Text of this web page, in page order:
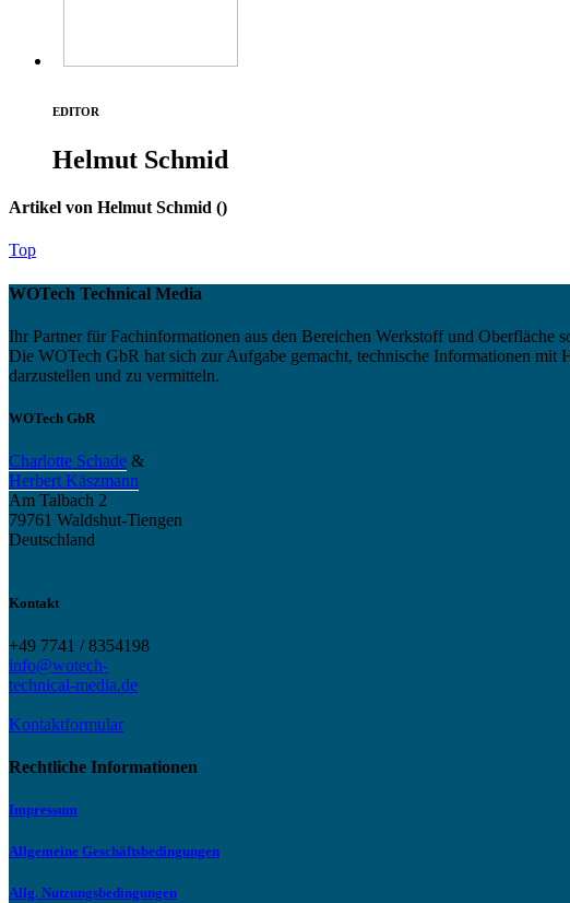
EDITOR
Helmut Schmid
Artikel von Helmut Schmid ()
Top
WOTech Technical Media
Ihr Partner für Fachinformationen aus den Bereichen Werkstoff und Oberfläche
Die WOTech GbR hat sich zur Aufgabe gemacht, technische Informationen
darzustellen und zu vermitteln.
WOTech GbR
Charlotte Schade &
Herbert Käszmann
Am Talbach 2
79761 Waldshut-Tiengen
Deutschland
Kontakt
+49 7741 / 8354198
info@wotech-
technical-media.de
Kontaktformular
Rechtliche Informationen
Impressum
Allgemeine Geschäftsbedingungen
Allg. Nutzungsbedingungen